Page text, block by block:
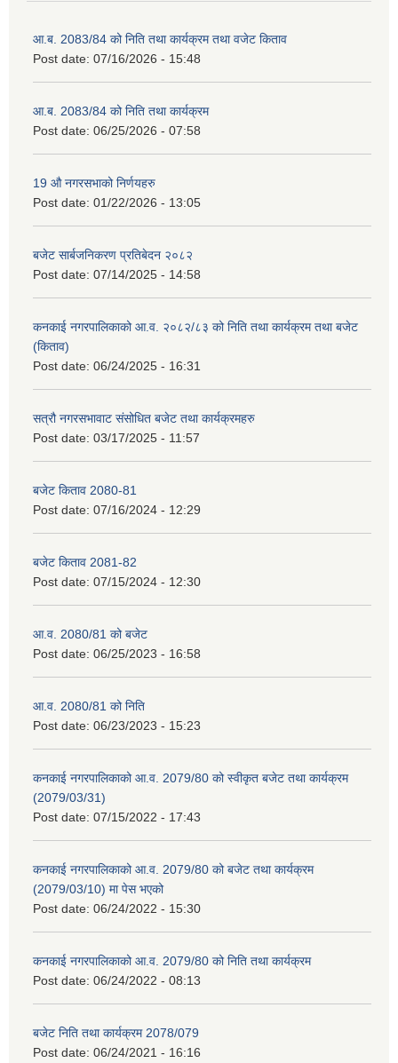
आ.ब. 2083/84 को निति तथा कार्यक्रम तथा वजेट किताव
Post date: 07/16/2026 - 15:48
आ.ब. 2083/84 को निति तथा कार्यक्रम
Post date: 06/25/2026 - 07:58
19 औ नगरसभाको निर्णयहरु
Post date: 01/22/2026 - 13:05
बजेट सार्बजनिकरण प्रतिबेदन २०८२
Post date: 07/14/2025 - 14:58
कनकाई नगरपालिकाको आ.व. २०८२/८३ को निति तथा कार्यक्रम तथा बजेट
(किताव)
Post date: 06/24/2025 - 16:31
सत्रौ नगरसभावाट संसोधित बजेट तथा कार्यक्रमहरु
Post date: 03/17/2025 - 11:57
बजेट किताव 2080-81
Post date: 07/16/2024 - 12:29
बजेट किताव 2081-82
Post date: 07/15/2024 - 12:30
आ.व. 2080/81 को बजेट
Post date: 06/25/2023 - 16:58
आ.व. 2080/81 को निति
Post date: 06/23/2023 - 15:23
कनकाई नगरपालिकाको आ.व. 2079/80 को स्वीकृत बजेट तथा कार्यक्रम
(2079/03/31)
Post date: 07/15/2022 - 17:43
कनकाई नगरपालिकाको आ.व. 2079/80 को बजेट तथा कार्यक्रम
(2079/03/10) मा पेस भएको
Post date: 06/24/2022 - 15:30
कनकाई नगरपालिकाको आ.व. 2079/80 को निति तथा कार्यक्रम
Post date: 06/24/2022 - 08:13
बजेट निति तथा कार्यक्रम 2078/079
Post date: 06/24/2021 - 16:16